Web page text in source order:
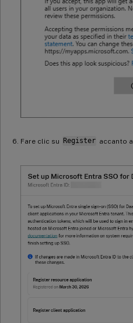
Fare clic su Register accanto a